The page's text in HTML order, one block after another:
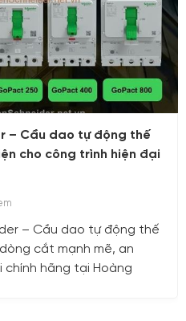
– Cầu dao tự động thế
cho công trình hiện đại
– Cầu dao tự động thế
cắt mạnh mẽ, an
hãng tại Hoàng